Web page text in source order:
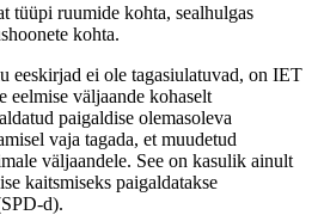
tüüpi ruumide kohta, sealhulgas
kohta.
eeskirjad ei ole tagasiulatuvad, on IET
eelmise väljaande kohaselt
paigaldise olemasoleva
vaja tagada, et muudetud
väljaandele. See on kasulik ainult
kaitsmiseks paigaldatakse
d).